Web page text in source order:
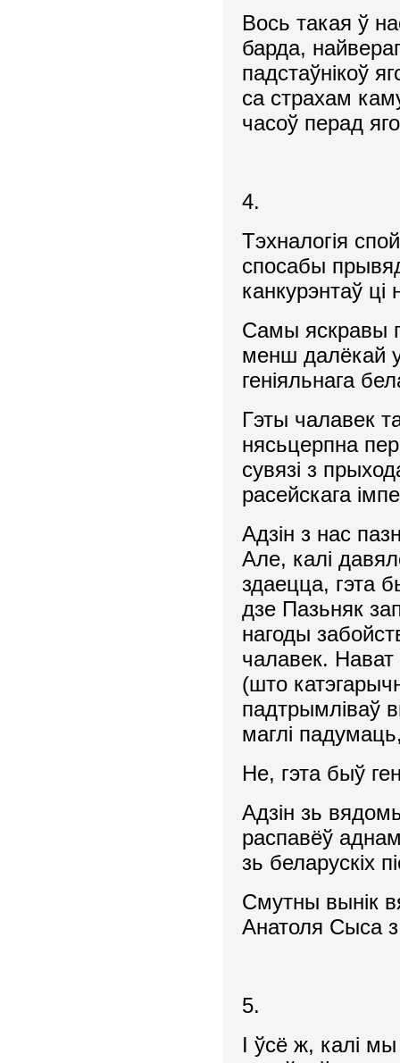
Вось такая ў
барда,
падстаўнікоў
са страхам
часоў перад
4.
Тэхналогія
спосабы
канкурэнтаў
Самы яскравы
менш далёкай у
геніяльнага
Гэты чалавек
нясьцерпна
сувязі з
расейскага
Адзін з нас
Але, калі
здаецца, гэта
дзе Пазьняк
нагоды
чалавек.
(што
падтрымліваў
маглі
Не, гэта быў
Адзін зь
распавёў
зь беларускіх
Смутны вынік
Анатоля
5.
І ўсё ж, калі